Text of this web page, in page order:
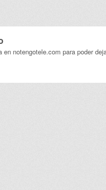
en notengotele.com para poder